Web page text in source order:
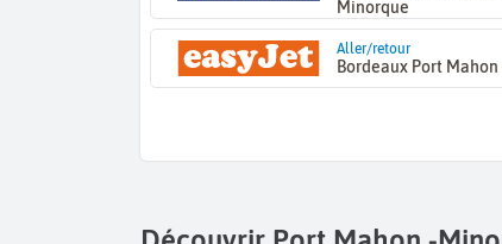
Minorque
Aller/retour
Bordeaux Port